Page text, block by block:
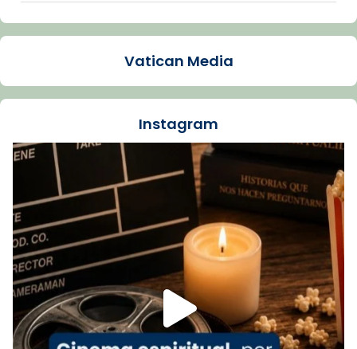
Arquebisbat de Barcelona
La Carmina va patir depressió. Fa gairebé
dos mesos, a l'Estadi Lluís Companys, la
Recupera l'entrevista comp
Vatican
tican News 👇
www.vaticannews.va/es/iglesia/news/2026-
07/carmina-historia-depresion-papa-viaje-
espana-testimoni...
Foto
View on Facebook · Share
Arquebisbat de Barcelona
Vatican Media
Instagram